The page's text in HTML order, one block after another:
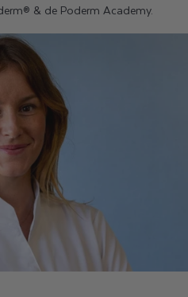
& de Poderm Academy.